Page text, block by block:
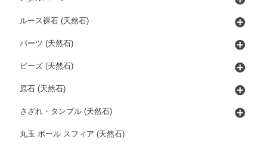
ルース裸石 (天然石)
パーツ (天然石)
ビーズ (天然石)
原石 (天然石)
さざれ・タンブル (天然石)
丸玉 ボール スフィア (天然石)